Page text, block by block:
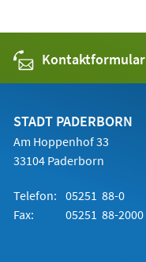
Kontaktformular
STADT PADERBORN
Am Hoppenhof 33
33104 Paderborn
Telefon: 05251 88-0
Fax:
05251 88-2000